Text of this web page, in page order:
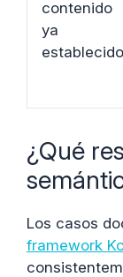
contenido
ya
establecido
¿Qué
Los casos
framework